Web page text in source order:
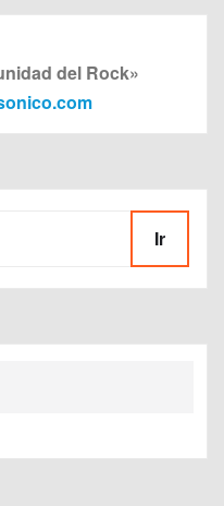
del Rock»
Ir